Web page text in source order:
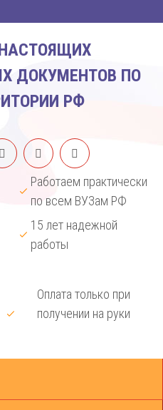
ДОКУМЕНТОВ ПО
РФ
Работаем практически
по всем ВУЗам РФ
15 лет надежной
работы
Оплата только при
получении на руки